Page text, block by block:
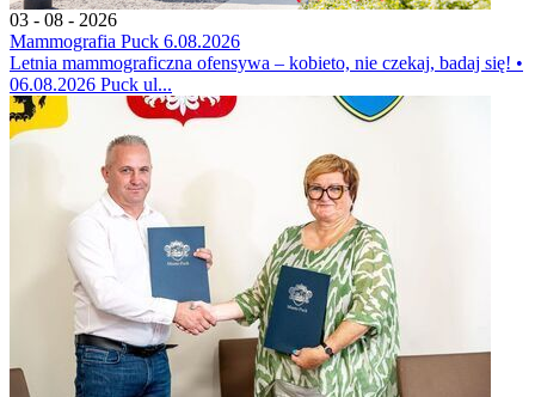
03 - 08 - 2026
Mammografia Puck 6.08.2026
Letnia mammograficzna ofensywa – kobieto, nie czekaj, badaj się! •
06.08.2026 Puck ul...